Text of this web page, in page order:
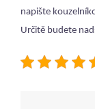
napište
Určitě budete